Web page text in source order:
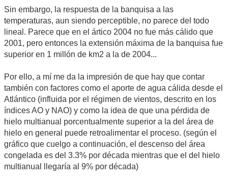
Sin embargo, la respuesta de la banquisa a las
temperaturas, aun siendo perceptible, no parece del todo
lineal. Parece que en el ártico 2004 no fue más cálido que
2001, pero entonces la extensión máxima de la banquisa fue
superior en 1 millón de km2 a la de 2004...
Por ello, a mí me da la impresión de que hay que contar
también con factores como el aporte de agua cálida desde el
Atlántico (influida por el régimen de vientos, descrito en los
índices AO y NAO) y como la idea de que una pérdida de
hielo multianual porcentualmente superior a la del área de
hielo en general puede retroalimentar el proceso. (según el
gráfico que cuelgo a continuación, el descenso del área
congelada es del 3.3% por década mientras que el del hielo
multianual llegaría al 9% por década)